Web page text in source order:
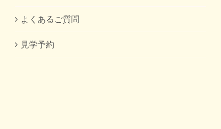
よくあるご質問
見学予約